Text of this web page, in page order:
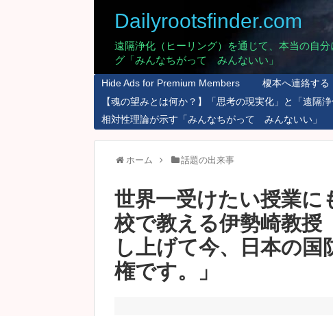
Dailyrootsfinder.com
遠隔浄化（ヒーリング）を通じて、本当の自
グ「みんなちがって みんないい」
Hide Ads for Premium Members 榎本へ連絡する
【魂の望みとは何か？】「思考の現実化」と「遠隔浄
相対性理論が示す「みんなちがって みんないい」
ホーム 話題の出来事
世界一受けたい授業に
校で教える伊勢崎教授
し上げて今、日本の
権です。」